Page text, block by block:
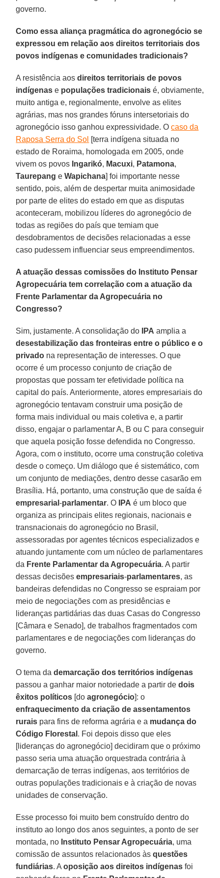
governo.
Como essa aliança pragmática do agronegócio se
expressou em relação aos direitos territoriais dos
povos indígenas e comunidades tradicionais?
A resistência aosdireitos territoriais de povos
indígenas e populações tradicionais é, obviamente,
muito antiga e, regionalmente, envolve as elites
agrárias, mas nos grandes fóruns intersetoriais do
agronegócio isso ganhou expressividade. Ocaso da
Raposa Serra do Sol [terra indígena situada no
estado de Roraima, homologada em 2005, onde
vivem os povos Ingarikó, Macuxi, Patamona,
Taurepang eWapichana] foi importante nesse
sentido, pois, além de despertar muita animosidade
por parte de elites do estado em que as disputas
aconteceram, mobilizou líderes do agronegócio de
todas as regiões do país que temiam que
desdobramentos de decisões relacionadas a esse
caso pudessem influenciar seus empreendimentos.
A atuação dessas comissões do Instituto Pensar
Agropecuária tem correlação com a atuação da
Frente Parlamentar da Agropecuária no
Congresso?
Sim, justamente. A consolidação do IPA amplia a
desestabilização das fronteiras entre o público e o
privado na representação de interesses. O que
ocorre é um processo conjunto de criação de
propostas que possam ter efetividade política na
capital do país. Anteriormente, atores empresariais do
agronegócio tentavam construir uma posição de
forma mais individual ou mais coletiva e, a partir
disso, engajar o parlamentar A, B ou C para conseguir
que aquela posição fosse defendida no Congresso.
Agora, com o instituto, ocorre uma construção coletiva
desde o começo. Um diálogo que é sistemático, com
um conjunto de mediações, dentro desse casarão em
Brasília. Há, portanto, uma construção que de saída é
empresarial-parlamentar. O IPA é um bloco que
organiza as principais elites regionais, nacionais e
transnacionais do agronegócio no Brasil,
assessoradas por agentes técnicos especializados e
atuando juntamente com um núcleo de parlamentares
da Frente Parlamentar da Agropecuária. A partir
dessas decisõesempresariais-parlamentares, as
bandeiras defendidas no Congresso se espraiam por
meio de negociações com as presidências e
lideranças partidárias das duas Casas do Congresso
[Câmara e Senado], de trabalhos fragmentados com
parlamentares e de negociações com lideranças do
governo.
O tema dademarcação dos territórios indígenas
passou a ganhar maior notoriedade a partir dedois
êxitos políticos [doagronegócio]: o
enfraquecimento da criação de assentamentos
rurais para fins de reforma agrária e a mudança do
Código Florestal . Foi depois disso que eles
[lideranças do agronegócio] decidiram que o próximo
passo seria uma atuação orquestrada contrária à
demarcação de terras indígenas, aos territórios de
outras populações tradicionais e à criação de novas
unidades de conservação.
Esse processo foi muito bem construído dentro do
instituto ao longo dos anos seguintes, a ponto de ser
montada, no Instituto Pensar Agropecuária, uma
comissão de assuntos relacionados àsquestões
fundiárias. Aoposição aos direitos indígenas foi